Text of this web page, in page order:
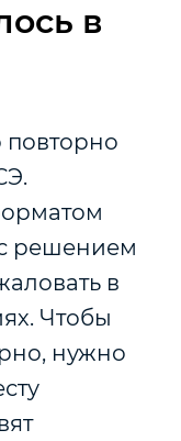
в
повторно
с решением
в
Чтобы
нужно